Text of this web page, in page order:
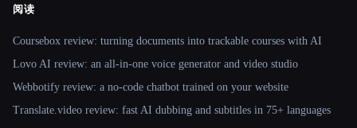
阅读
Coursebox review: turning documents into trackable courses with AI
Lovo AI review: an all-in-one voice generator and video studio
Webbotify review: a no-code chatbot trained on your website
Translate.video review: fast AI dubbing and subtitles in 75+ languages